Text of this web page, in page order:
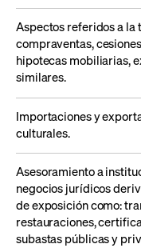
Aspectos referidos a
compraventas,
hipotecas mobiliarias,
similares.
Importaciones y
culturales.
Asesoramiento a i
negocios jurídicos
de exposicióncomo:
restauraciones,
subastas públicas y